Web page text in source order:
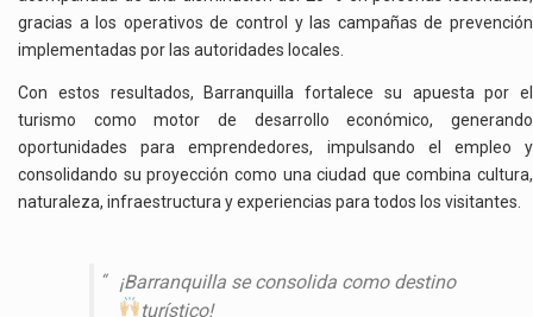
gracias a los operativos de control y las campañas de prevención
implementadas por las autoridades locales.
Con estos resultados, Barranquilla fortalece su apuesta por el
turismo como motor de desarrollo económico, generando
oportunidades para emprendedores, impulsando el empleo y
consolidando su proyección como una ciudad que combina cultura,
naturaleza, infraestructura y experiencias para todos los visitantes.
¡Barranquilla se consolida como destino
turístico!